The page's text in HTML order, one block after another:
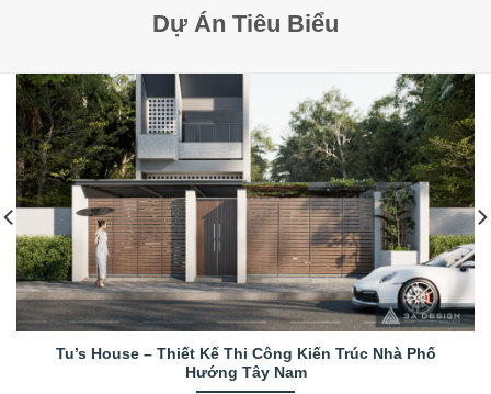
Dự Án Tiêu Biểu
Tu’s House – Thiết Kế Thi Công Kiến Trúc Nhà Phố
Hướng Tây Nam